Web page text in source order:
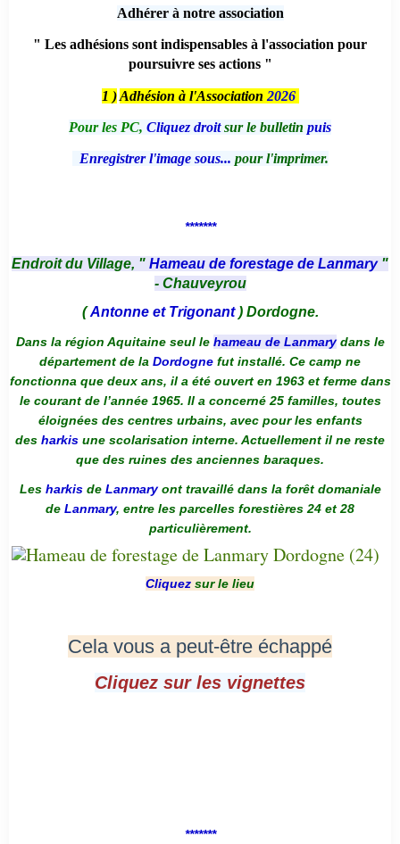
Adhérer à notre association
" Les adhésions sont indispensables à l'association pour
poursuivre ses actions "
1 ) Adhésion à l'Association 2026
Pour les PC, Cliquez droitsur le bulletin puis
Enregistrer l'image sous... pour l'imprimer.
*******
Endroit du Village, " Hameau de forestage de Lanmary "
- Chauveyrou
(Antonne et Trigonant) Dordogne.
Dans la région Aquitaine seul le hameau de Lanmarydans le
département de la Dordogne fut installé. Ce camp ne
fonctionna que deux ans, il a été ouvert en 1963 et ferme dans
le courant de l’année 1965. Il a concerné 25 familles, toutes
éloignées des centres urbains, avec pour les enfants
des harkis une scolarisation interne. Actuellement il ne reste
que des ruines des anciennes baraques.
Les harkis de Lanmaryont travaillé dans la forêt domaniale
de Lanmary, entre les parcelles forestières 24 et 28
particulièrement.
Cliquez sur le lieu
Cela vous a peut-être échappé
Cliquez sur les vignettes
*******